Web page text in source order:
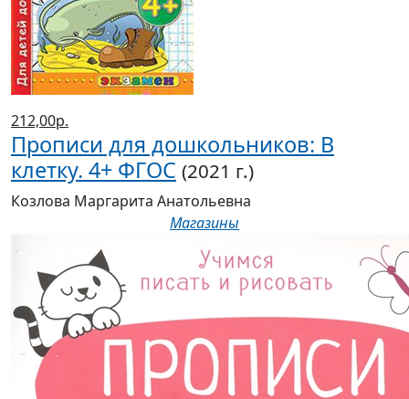
212,00р.
Прописи для дошкольников: В
клетку. 4+ ФГОС (2021 г.)
Козлова Маргарита Анатольевна
Магазины